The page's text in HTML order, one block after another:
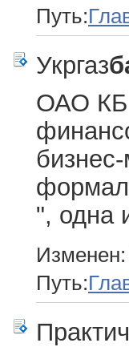
Путь:
Укргаз
ОАО КБ
", одна
Путь: